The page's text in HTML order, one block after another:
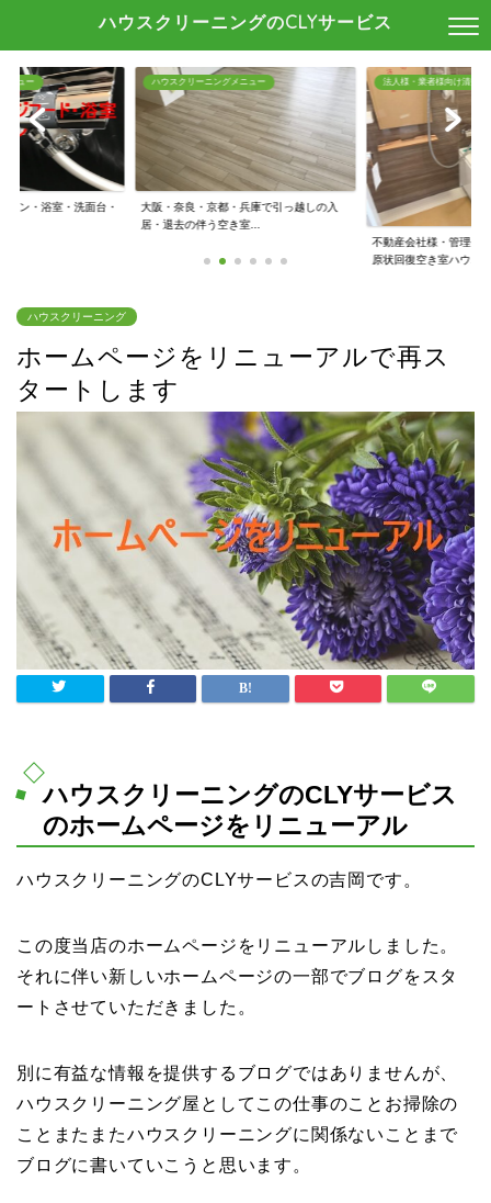
ハウスクリーニングのCLYサービス
ニュー
チン・浴室・洗面台・
ハウスクリーニングメニュー
大阪・奈良・京都・兵庫で引っ越しの入
居・退去の伴う空き室...
法人様・業者様向け清掃
不動産会社様・管理会
原状回復空き室ハウ...
ハウスクリーニング
ホームページをリニューアルで再ス
タートします
ハウスクリーニングのCLYサービス
のホームページをリニューアル
ハウスクリーニングのCLYサービスの吉岡です。
この度当店のホームページをリニューアルしました。
それに伴い新しいホームページの一部でブログをスタ
ートさせていただきました。
別に有益な情報を提供するブログではありませんが、
ハウスクリーニング屋としてこの仕事のことお掃除の
ことまたまたハウスクリーニングに関係ないことまで
ブログに書いていこうと思います。